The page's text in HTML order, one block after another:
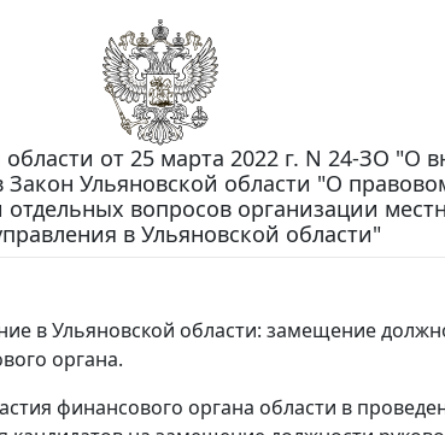
от 25 марта 2022 г. N 24-ЗО "О
Закон Ульяновской области "О
отдельных вопросов организации
в Ульяновской области"
в Ульяновской области: замещение
органа.
финансового органа области в